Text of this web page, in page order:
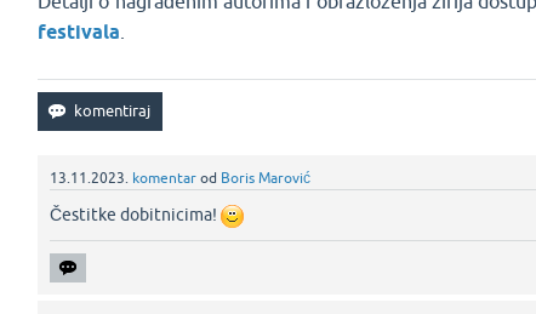
festivala
13.11.2023. komentar od Boris Marović
Čestitke dobitnicima!